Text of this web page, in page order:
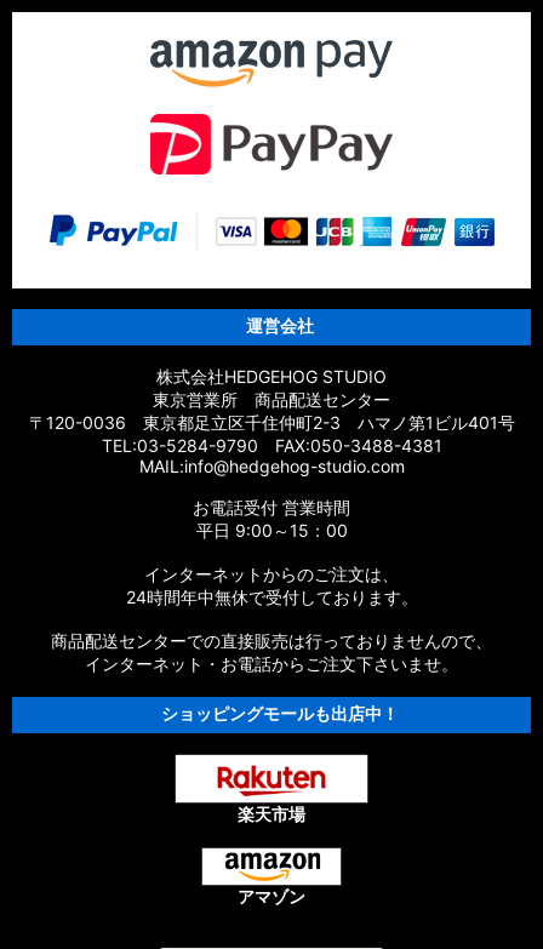
運営会社
株式会社HEDGEHOG STUDIO
東京営業所 商品配送センター
〒120-0036 東京都足立区千住仲町2-3 ハマノ第1ビル401号
TEL:03-5284-9790 FAX:050-3488-4381
MAIL:info@hedgehog-studio.com
お電話受付 営業時間
平日 9:00～15：00
インターネットからのご注文は、
24時間年中無休で受付しております。
商品配送センターでの直接販売は行っておりませんので、
インターネット・お電話からご注文下さいませ。
ショッピングモールも出店中！
楽天市場
アマゾン